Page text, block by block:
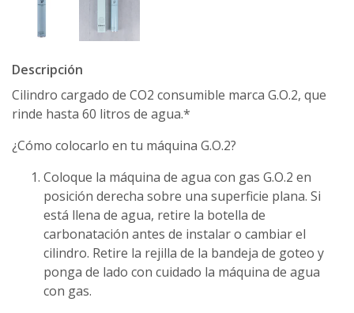
Descripción
Cilindro cargado de CO2 consumible marca G.O.2, que
rinde hasta 60 litros de agua.*
¿Cómo colocarlo en tu máquina G.O.2?
Coloque la máquina de agua con gas G.O.2 en
posición derecha sobre una superficie plana. Si
está llena de agua, retire la botella de
carbonatación antes de instalar o cambiar el
cilindro. Retire la rejilla de la bandeja de goteo y
ponga de lado con cuidado la máquina de agua
con gas.